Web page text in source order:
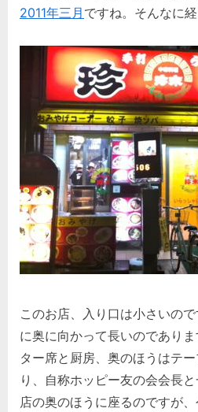
2011年三月 ですね。そんなに
このお店、入り口は小さいの
に奥に向かって長いのであり
ター席と厨房、奥のほうはテ
り、自称ホッピー友の会会長
店の奥のほうに座るのですが